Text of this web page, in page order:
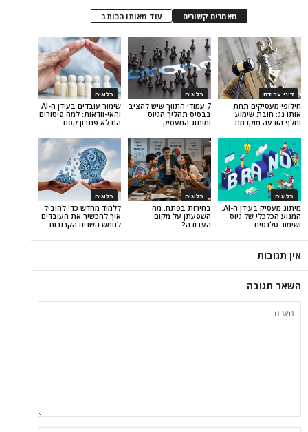
עוד מאותו הכותב
בלוגים
שימור עובדים בעידן ה-AI
והאי-וודאות: למה פיטורים
הם לא פתרון קסם
בלוגים
7 עמודי התווך שיש להציב
בבסיס תהליך הגיוס
ומיתוג המעסיק
תחת
בלוגים
ללמוד מחדש כדי להוביל:
איך להכשיר את העובדים
לחמש השנים הקרובות
בלוגים
בחירות בפתח: מה
השפעתן על מקום
העבודה?
מיתוג מעסיק בעידן ה-AI:
גיוס